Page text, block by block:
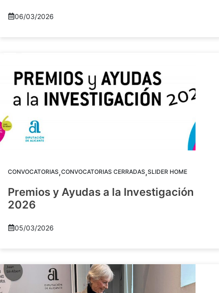
06/03/2026
CONVOCATORIAS,CONVOCATORIAS CERRADAS,SLIDER HOME
Premios y Ayudas a la Investigación
2026
05/03/2026